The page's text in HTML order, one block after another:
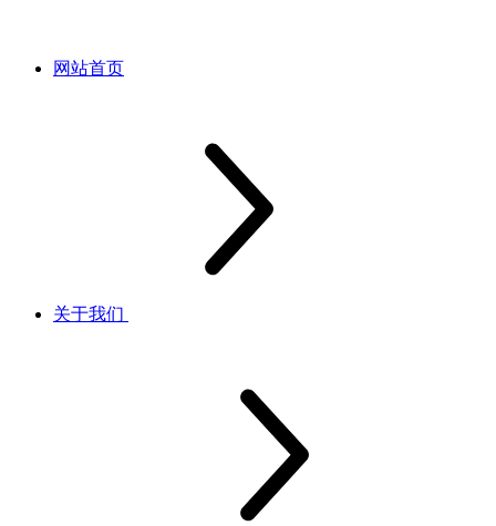
网站首页
关于我们